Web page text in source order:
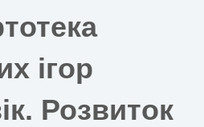
ігор
Розвиток